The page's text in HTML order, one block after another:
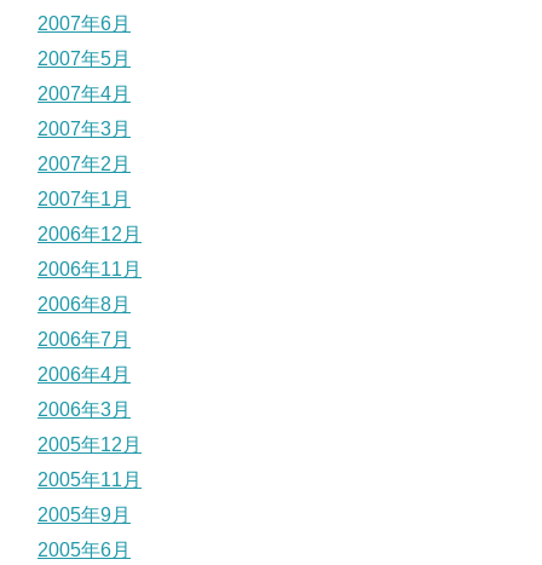
2007年6月
2007年5月
2007年4月
2007年3月
2007年2月
2007年1月
2006年12月
2006年11月
2006年8月
2006年7月
2006年4月
2006年3月
2005年12月
2005年11月
2005年9月
2005年6月